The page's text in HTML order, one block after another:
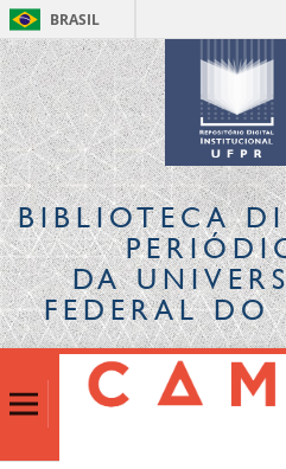
BRASIL
BIBLIOTECA
DA
FEDERAL DO